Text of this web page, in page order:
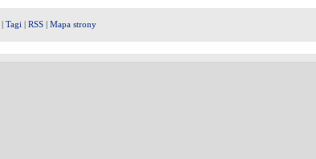
| Tagi | RSS | Mapa strony